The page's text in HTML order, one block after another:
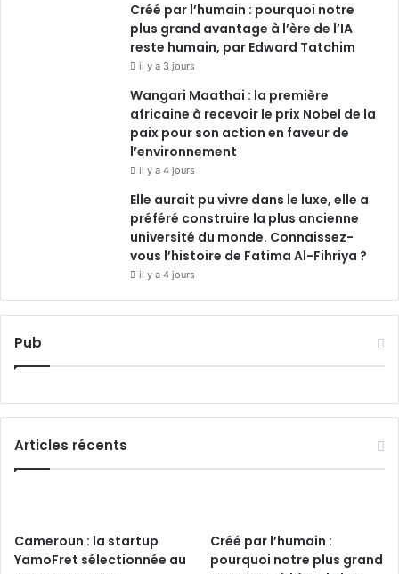
Créé par l’humain : pourquoi notre
plus grand avantage à l’ère de l’IA
reste humain, par Edward Tatchim
il y a 3 jours
Wangari Maathai : la première
africaine à recevoir le prix Nobel de la
paix pour son action en faveur de
l’environnement
il y a 4 jours
Elle aurait pu vivre dans le luxe, elle a
préféré construire la plus ancienne
université du monde. Connaissez-
vous l’histoire de Fatima Al-Fihriya ?
il y a 4 jours
Pub
Articles récents
Cameroun : la startup
YamoFret sélectionnée au
Créé par l’humain :
pourquoi notre plus grand